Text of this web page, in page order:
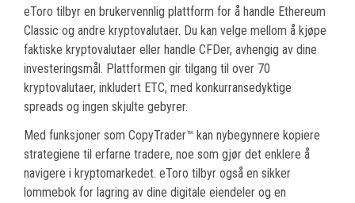
eToro tilbyr en brukervennlig plattform for å handle Ethereum
Classic og andre kryptovalutaer. Du kan velge mellom å kjøpe
faktiske kryptovalutaer eller handle CFDer, avhengig av dine
investeringsmål. Plattformen gir tilgang til over 70
kryptovalutaer, inkludert ETC, med konkurransedyktige
spreads og ingen skjulte gebyrer.
Med funksjoner som CopyTrader™ kan nybegynnere kopiere
strategiene til erfarne tradere, noe som gjør det enklere å
navigere i kryptomarkedet. eToro tilbyr også en sikker
lommebok for lagring av dine digitale eiendeler og en